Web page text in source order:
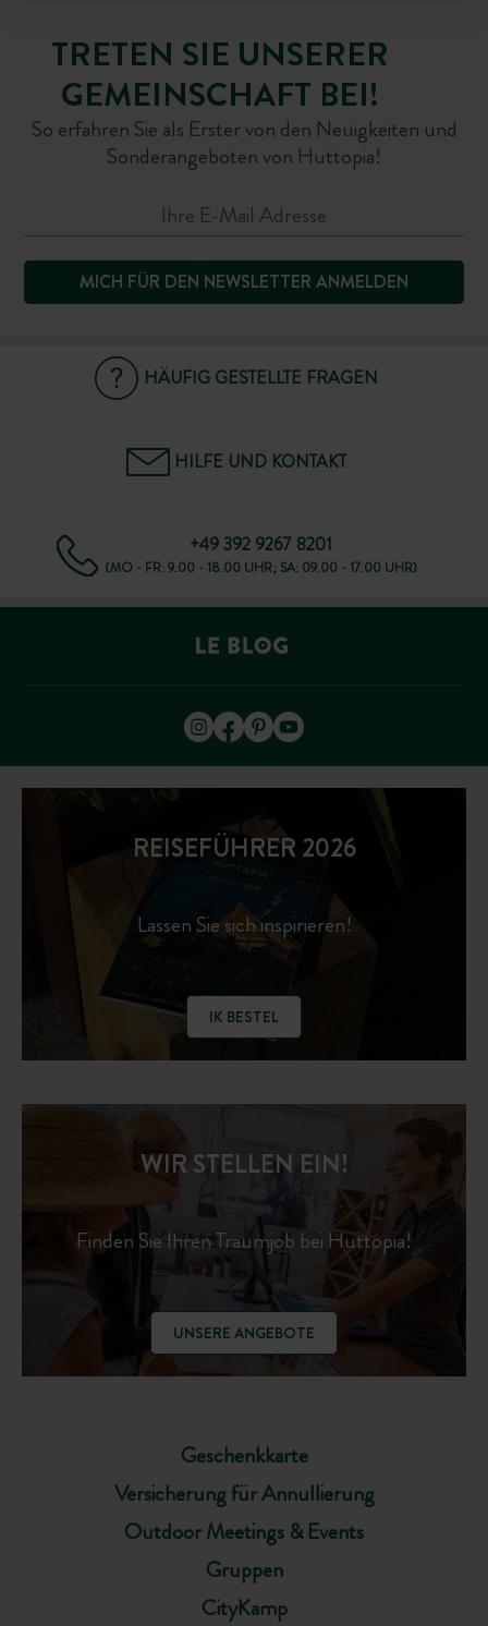
TRETEN SIE UNSERER
GEMEINSCHAFT BEI!
So erfahren Sie als Erster von den Neuigkeiten und
Sonderangeboten von Huttopia!
MICH FÜR DEN NEWSLETTER ANMELDEN
HÄUFIG GESTELLTE FRAGEN
HILFE UND KONTAKT
+49 392 9267 8201
(MO - FR: 9.00 - 18.00 UHR; SA: 09.00 - 17.00 UHR)
REISEFÜHRER 2026
Lassen Sie sich inspirieren!
IK BESTEL
Geschenkkarte
Versicherung für Annullierung
Outdoor Meetings & Events
Gruppen
CityKamp
WIR STELLEN EIN!
Finden Sie Ihren Traumjob bei Huttopia!
UNSERE ANGEBOTE